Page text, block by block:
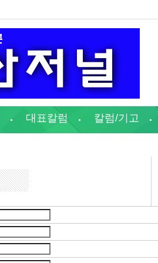
대표칼럼 칼럼/기고